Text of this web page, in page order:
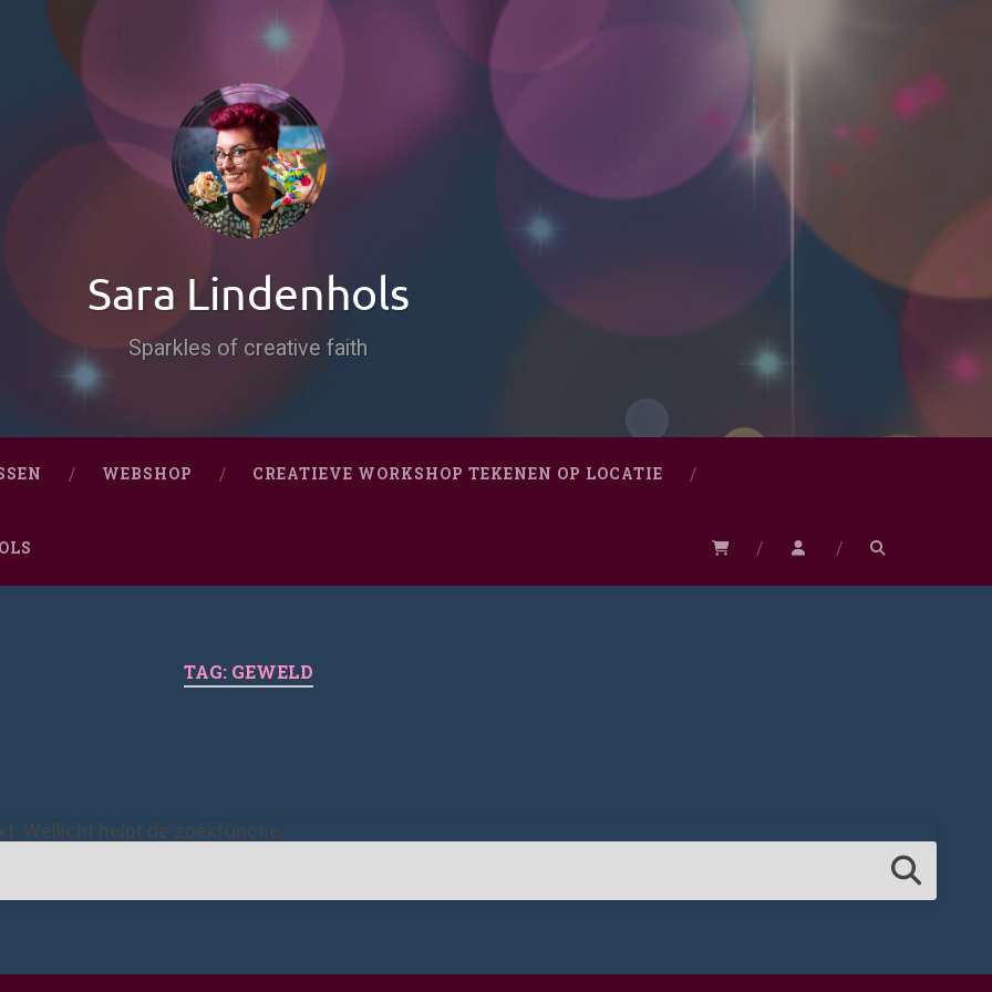
Sara Lindenhols
Sparkles of creative faith
WEBSHOP CREATIEVE WORKSHOP TEKENEN OP LOCATIE
TAG: GEWELD
Wellicht helpt de zoekfunctie.